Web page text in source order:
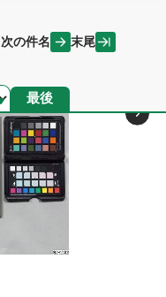
次の件名 末尾
最後